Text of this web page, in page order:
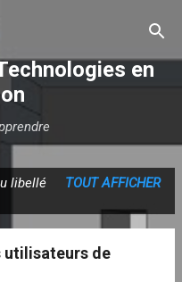
en
libellé
TOUT AFFICHER
utilisateurs de